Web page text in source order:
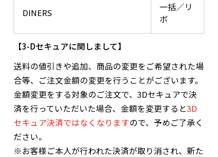
DINERS
一括／リ
ボ
3-Dセキュアに関しまして
送料の値引きや追加、商品の変更をご希望された場
合等、ご注文金額の変更を行うことがございます。
金額変更をする対象のご注文で、3Dセキュアで決
済を行っていただいた場合、金額を変更すると3D
セキュア決済ではなくなりますので、予めご了承く
ださい。
※お客様ご本人が行われた決済が取り消され、新た